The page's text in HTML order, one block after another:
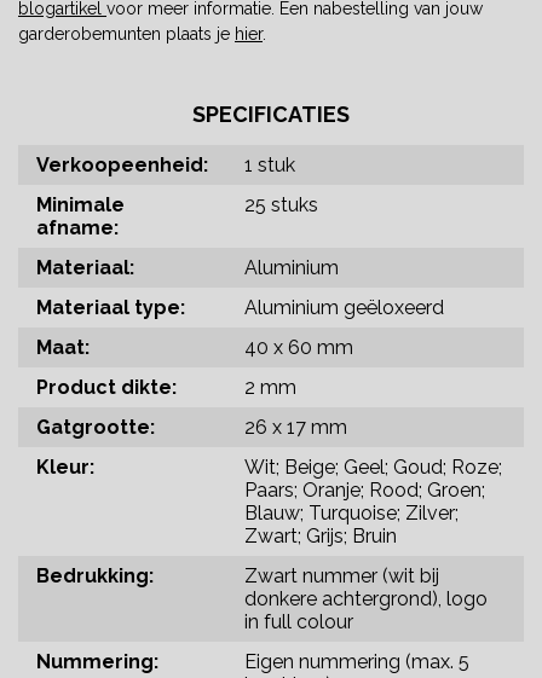
blogartikel voor meer informatie. Een nabestelling van jouw
garderobemunten plaats je hier.
SPECIFICATIES
Verkoopeenheid:
1 stuk
Minimale
afname:
25 stuks
Materiaal:
Aluminium
Materiaal type:
Aluminium geëloxeerd
Maat:
40 x 60 mm
Product dikte:
2 mm
Gatgrootte:
26 x 17 mm
Kleur:
Wit; Beige; Geel; Goud; Roze;
Paars; Oranje; Rood; Groen;
Blauw; Turquoise; Zilver;
Zwart; Grijs; Bruin
Bedrukking:
Zwart nummer (wit bij
donkere achtergrond), logo
in full colour
Nummering:
Eigen nummering (max. 5